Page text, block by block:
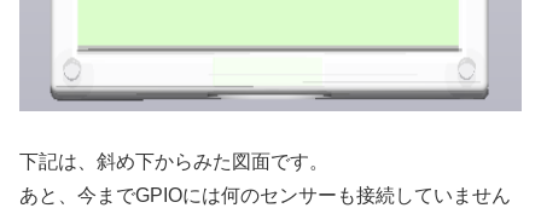
下記は、斜め下からみた図面です。
あと、今までGPIOには何のセンサーも接続していません